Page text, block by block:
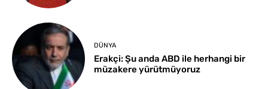
DÜNYA
Erakçi: Şu anda ABD ile herhangi bir
müzakere yürütmüyoruz